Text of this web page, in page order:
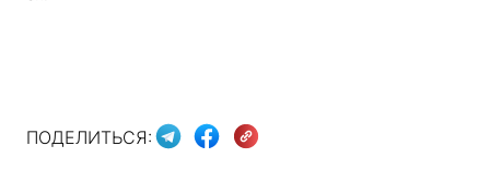
ПОДЕЛИТЬСЯ: